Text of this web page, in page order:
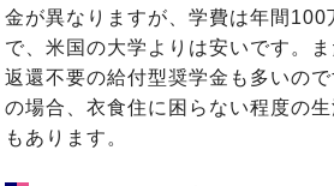
金が異なりますが、学費は年間100
で、米国の大学よりは安いです。
返還不要の給付型奨学金も多いの
の場合、衣食住に困らない程度の
もあります。